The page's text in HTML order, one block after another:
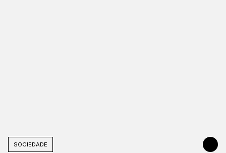
SOCIEDADE MAY 11,